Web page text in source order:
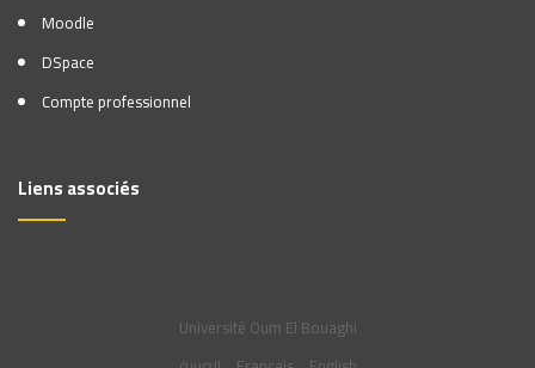
Moodle
DSpace
Compte professionnel
Liens associés
Université Oum El Bouaghi